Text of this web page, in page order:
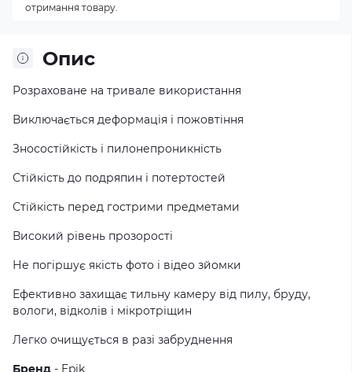
Опис
Розраховане на тривале використання
Виключається деформація і пожовтіння
Зносостійкість і пилонепроникність
Стійкість до подряпин і потертостей
Стійкість перед гострими предметами
Високий рівень прозорості
Не погіршує якість фото і відео зйомки
Ефективно захищає тильну камеру від пилу, бруду,
вологи, відколів і мікротріщин
Легко очищується в разі забруднення
Бренд - Epik
отримання товару.